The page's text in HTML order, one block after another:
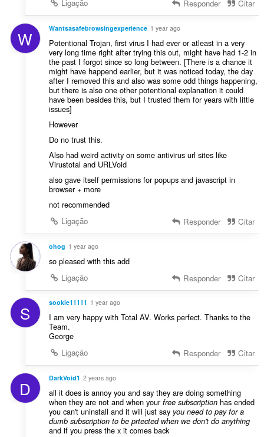
:a
ç
õ
e
s
:
Ligação
Responder Citar
W Wantsasafebrowsingexperience 1 year ago
Potentional Trojan, first virus I had ever or atleast in a very
very long time right after trying this out, might have had 1-2 in
the past I forgot since so long between. [There is a chance it
might have happend earlier, but it was noticed today, the day
after I removed this and also was some odd things happening,
but there is also one other potentional explanation it could
have been besides this, but I trusted them for years with little
issues]
However
Do no trust this.
Also had weird activity on some antivirus url sites like
Virustotal and URLVoid
also gave itself permissions for popups and javascript in
browser + more
not recommended
Ligação
Responder Citar
ohog 1 year ago
so pleased with this add
Ligação
Responder Citar
S sookie11111 1 year ago
I am very happy with Total AV. Works perfect. Thanks to the
Team.
George
Ligação
Responder Citar
D DarkVoid1 2 years ago
all it does is annoy you and say they are doing something
when they are not and when yourfree subscriptionhas ended
you can't uninstall and it will just say you need to pay for a
dumb subscription to be prtected when we don't do anything
and if you press the x it comes back